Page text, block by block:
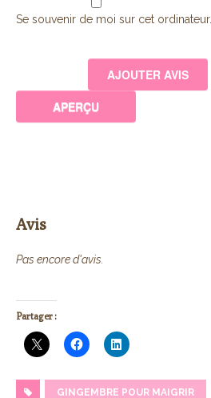
Se souvenir de moi sur cet ordinateur.
Avis
Pas encore d'avis.
Partager :
GINGEMBRE POUR MAIGRIR